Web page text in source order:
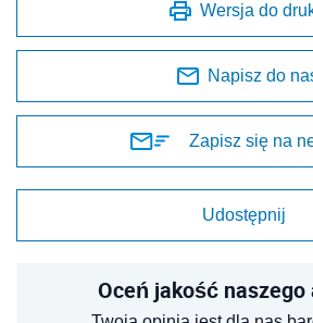
Wersja do
Napisz do
Zapisz się na
Udostępnij
Oceń jakość naszego